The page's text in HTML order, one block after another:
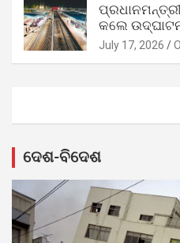
କଲେ
July 17, 2026
ଦେଶ-ବିଦେଶ